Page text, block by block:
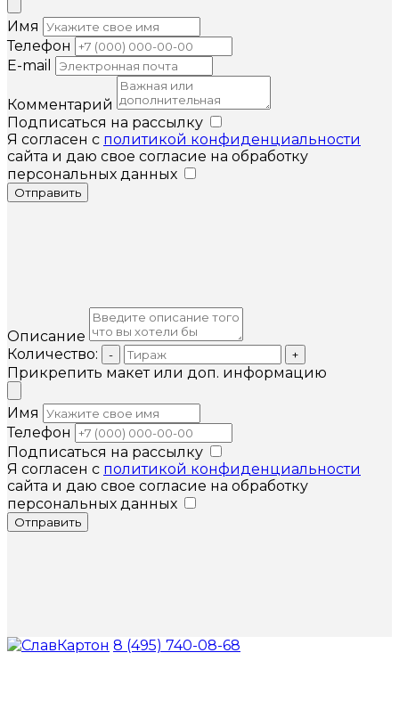
Имя
Телефон
E-mail
Комментарий
Подписаться на рассылку
Я согласен с политикой конфиденциальности
сайта и даю свое согласие на обработку
персональных данных
Отправить
Описание
Количество:
- +
Прикрепить макет или доп. информацию
Имя
Телефон
Подписаться на рассылку
Я согласен с политикой конфиденциальности
сайта и даю свое согласие на обработку
персональных данных
Отправить
8 (495) 740-08-68